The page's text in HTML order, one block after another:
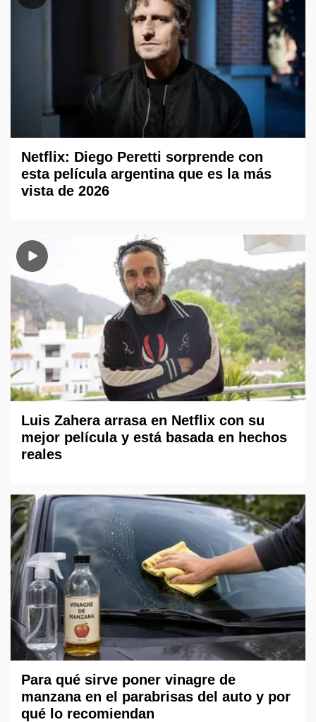
Netflix: Diego Peretti sorprende con
esta película argentina que es la más
vista de 2026
Luis Zahera arrasa en Netflix con su
mejor película y está basada en hechos
reales
Para qué sirve poner vinagre de
manzana en el parabrisas del auto y por
qué lo recomiendan